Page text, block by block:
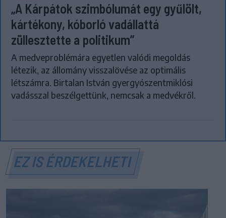
„A Kárpátok szimbólumát egy gyűlölt,
kártékony, kóborló vadállattá
züllesztette a politikum”
A medveproblémára egyetlen valódi megoldás
létezik, az állomány visszalövése az optimális
létszámra. Birtalan István gyergyószentmiklósi
vadásszal beszélgettünk, nemcsak a medvékről.
EZ IS ÉRDEKELHETI